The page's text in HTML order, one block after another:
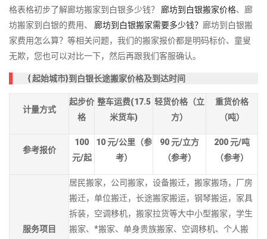
格表格初步了解廊坊搬家到白银多少钱？ 廊坊到白银搬家价格、廊
坊搬家到白银的费用、 廊坊到白银搬家需要多少钱？ 廊坊到白银搬
家费用怎么算？等相关问题，我们的搬家报价都是明码标价、童叟
无欺，您也可以对比一下，然后再跟我们客服确认。
{ 起始城市}到白银长途搬家价格及到达时间
计量方式
起步价
格
整车运费(17.5
米货车)
轻货价格（立
方）
重货价格
（吨）
参考报价
100
元/起
10 元/公里（参
考）
90元/立方
（参考）
200元/吨
（参考）
服务项目
居民搬家，公司搬家，设备搬迁，搬家搬场，厂房
搬迁，单位搬迁，长途搬家搬运，钢琴搬运，家具
拆装，空调移机，搬家拉货等大中小型搬家，学生
搬家、*搬家、单身贵族搬家、空调移机、个人搬